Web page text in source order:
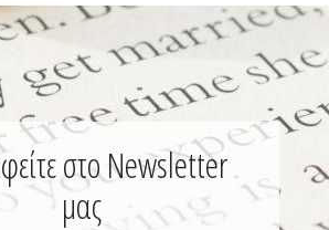
στο Newsletter
μας